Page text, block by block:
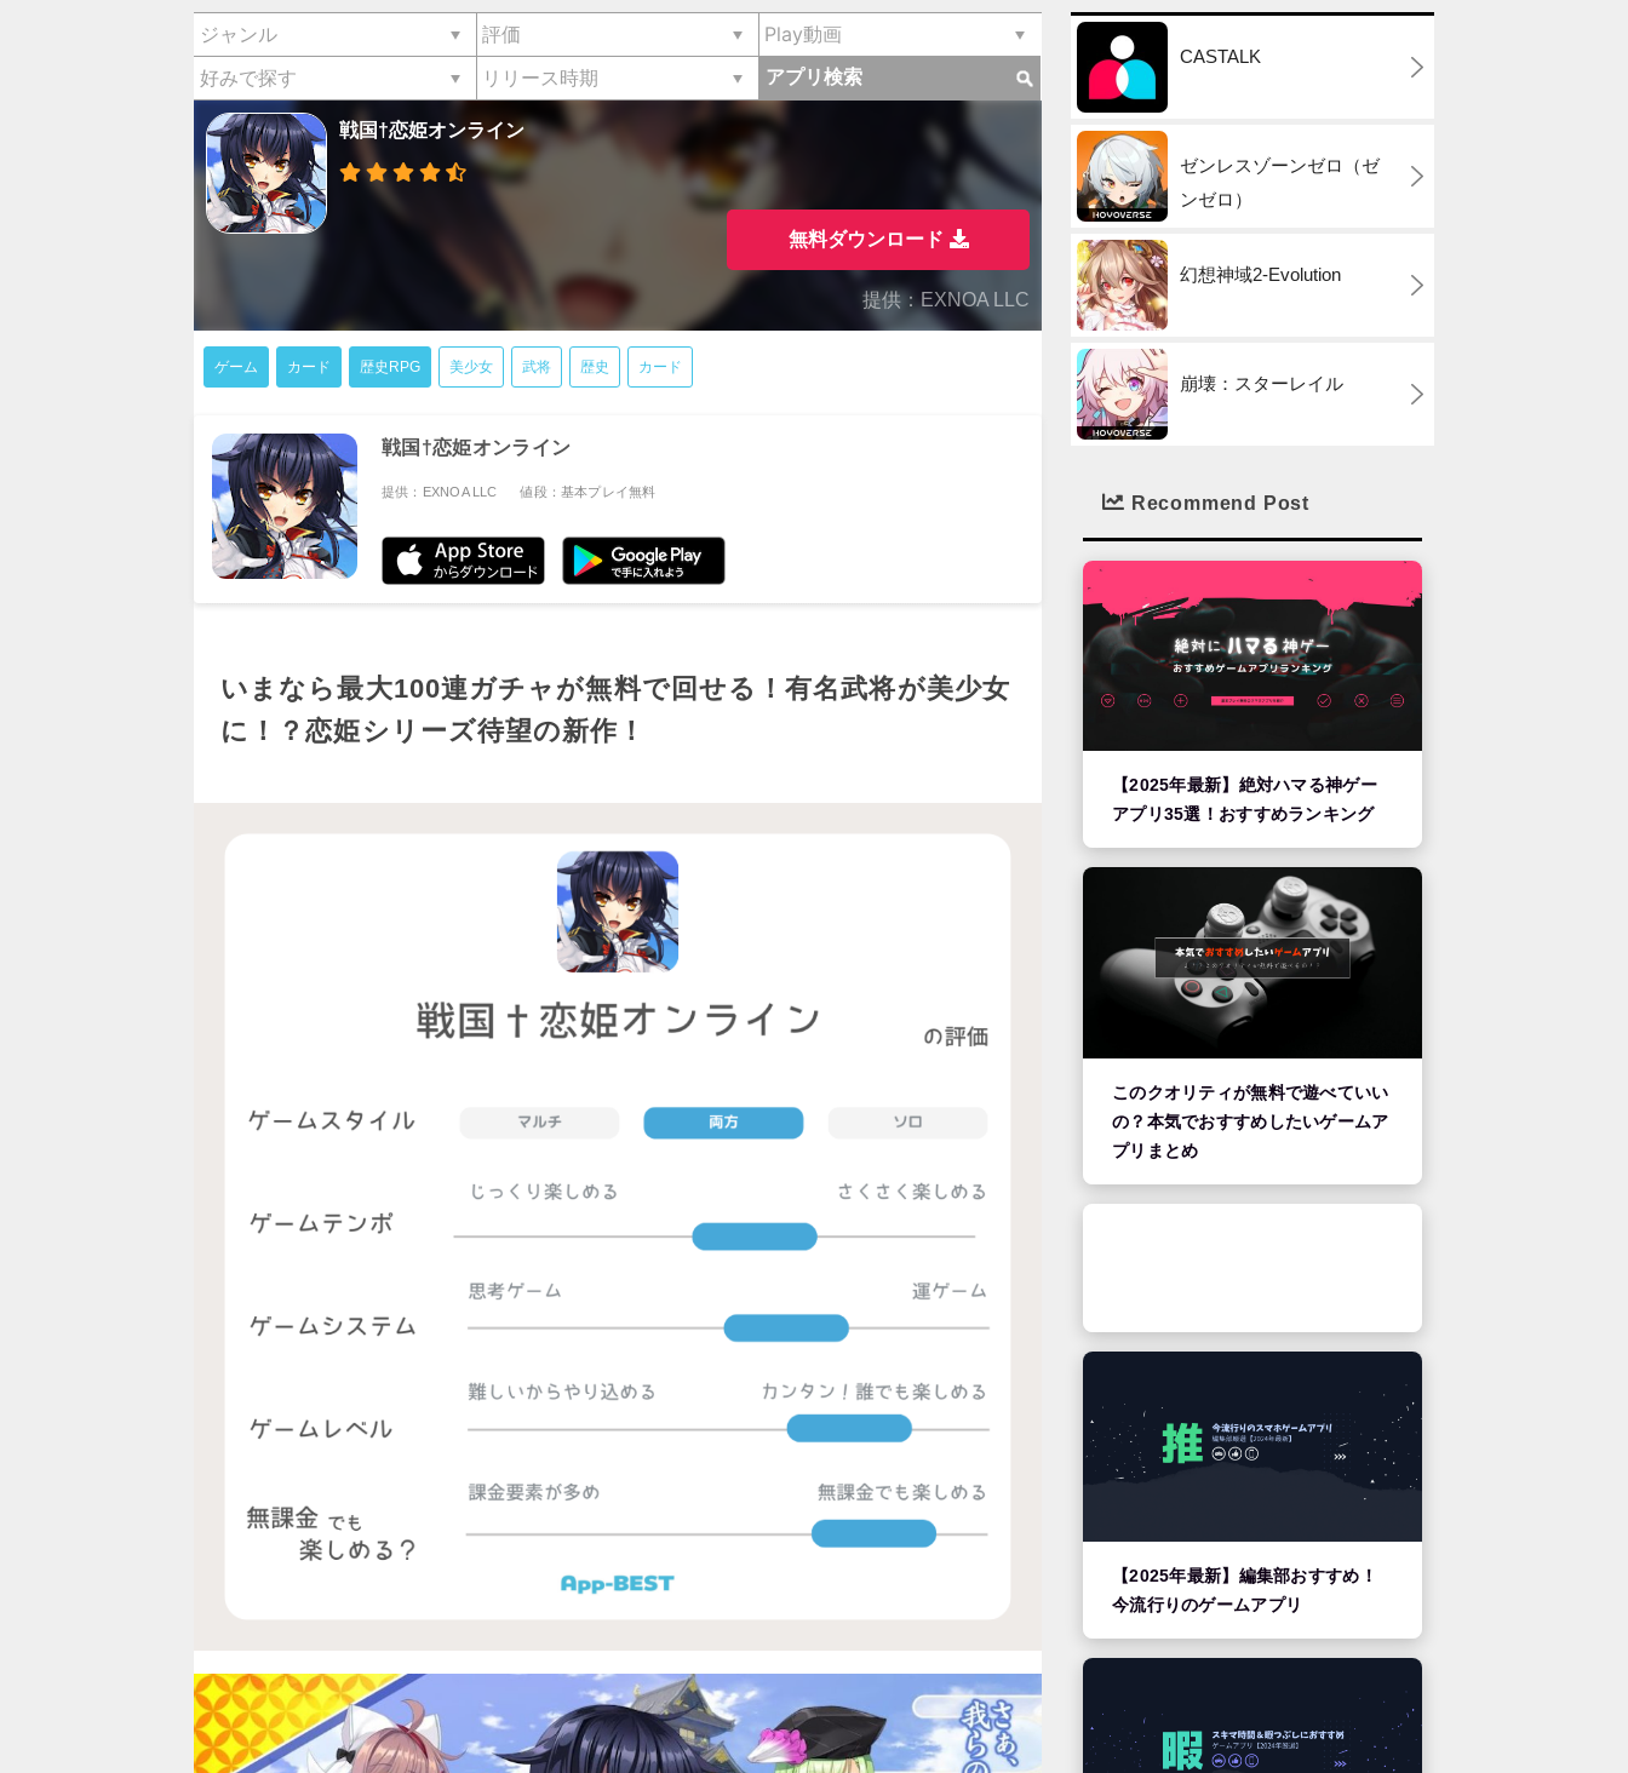
アプリ検索
戦国†恋姫オンライン
無料ダウンロード
提供：EXNOA LLC
ゲーム カード 歴史RPG 美少女 武将 歴史 カード
戦国†恋姫オンライン
提供：EXNOA LLC 値段：基本プレイ無料
いまなら最大100連ガチャが無料で回せる！有名武将が美少女
に！？恋姫シリーズ待望の新作！
CASTALK
ゼンレスゾーンゼロ（ゼ
ンゼロ）
幻想神域2-Evolution
崩壊：スターレイル
Recommend Post
【2025年最新】絶対ハマる神ゲー
アプリ35選！おすすめランキング
このクオリティが無料で遊べていい
の？本気でおすすめしたいゲームア
プリまとめ
【2025年最新】編集部おすすめ！
今流行りのゲームアプリ